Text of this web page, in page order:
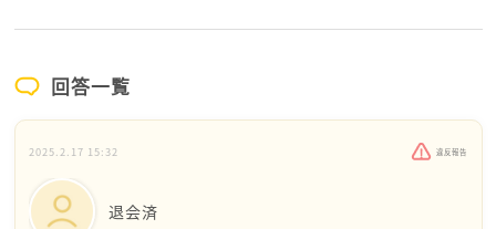
回答一覧
2025.2.17 15:32 違反報告
退会済